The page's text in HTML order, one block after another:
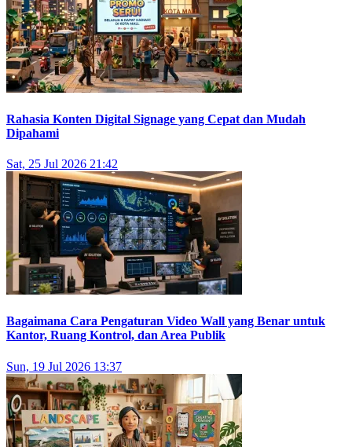
Rahasia Konten Digital Signage yang Cepat dan Mudah
Dipahami
Sat, 25 Jul 2026 21:42
Bagaimana Cara Pengaturan Video Wall yang Benar untuk
Kantor, Ruang Kontrol, dan Area Publik
Sun, 19 Jul 2026 13:37